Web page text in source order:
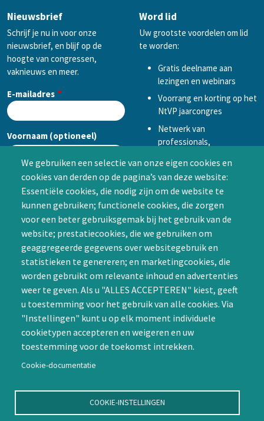
We gebruiken een selectie van onze eigen cookies en
cookies van derden op de pagina’s van deze website:
Essentiële cookies, die nodig zijn om de website te
kunnen gebruiken; functionele cookies, die zorgen
voor een beter gebruiksgemak bij het gebruik van de
website; prestatiecookies, die we gebruiken om
geaggregeerde gegevens over websitegebruik en
statistieken te genereren; en marketingcookies, die
worden gebruikt om relevante inhoud en advertenties
weer te geven. Als u "ALLES ACCEPTEREN" kiest, geeft
u toestemming voor het gebruik van alle cookies. Via
"Instellingen" kunt u op elk moment individuele
cookietypen accepteren en weigeren en uw
toestemming voor de toekomst intrekken.
Cookie-documentatie
COOKIE-INSTELLINGEN
Nieuwsbrief
Schrijf je nu in voor onze
nieuwsbrief, en blijf op de
hoogte van congressen,
vaknieuws en meer.
E-mailadres
Voornaam (optioneel)
Achternaam (optioneel)
CAPTCHA
Word lid
Uw grootste voordelen om lid
te worden:
Gratis deelname aan
lezingen en webinars
Voorrang en korting op het
NtVP jaarcongres
Netwerk van
professionals,
samenwerken in een van
de Special Interest
Groepen (SIG’s) of zelf een
SIG initiëren
Word lid
Contact
Nienoord 5, 1112 XE Diemen
info@ntvp.nl